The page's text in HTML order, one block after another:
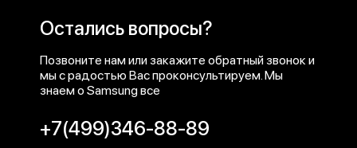
Остались вопросы?
Позвоните нам или закажите обратный звонок и
мы с радостью Вас проконсультируем. Мы
знаем о Samsung все
+7(499)346-88-89